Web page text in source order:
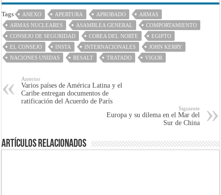
Tags ANEXO APERTURA APROBADO
ARMAS
ARMAS NUCLEARES
ASAMBLEA GENERAL
COMPORTAMIENTO
CONSEJO DE SEGURIDAD
COREA DEL NORTE
EGIPTO
EL CONSEJO
INSTA INTERNACIONALES
JOHN KERRY
NACIONES UNIDAS
RESALT TRATADO VIGOR
Anterior
Varios países de América Latina y el
Caribe entregan documentos de
ratificación del Acuerdo de París
Siguiente
Europa y su dilema en el Mar del
Sur de China
Artículos Relacionados